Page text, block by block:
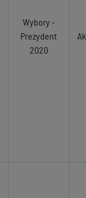
Wybory -
Prezydent
2020